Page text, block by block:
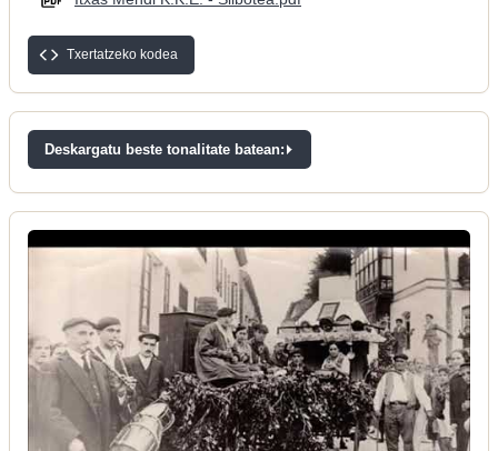
Txertatzeko kodea
Deskargatu beste tonalitate batean: